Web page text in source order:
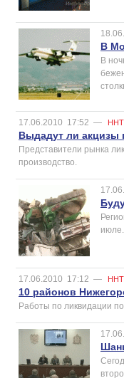
В
В
17.06.2010 17:52 —
Выдадут ли акцизы
Представители рынка
производство.
июле.
17.06.2010 17:12 —
10 районов
Работы по ликвидации